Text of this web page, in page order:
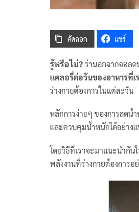
คัดลอก แชร์
รู้หรือไม่?ว่านอกจากจะล
แคลอรี่ต่อวันของอาหารที่เ
ร่างกายต้องการในแต่ละวัน
หลักการง่ายๆ ของการลดน้
และควบคุมน้ำหนักได้อย่าง
โดยวิธีที่เราจะมาแนะนำกัน
พลังงานที่ร่างกายต้องการ